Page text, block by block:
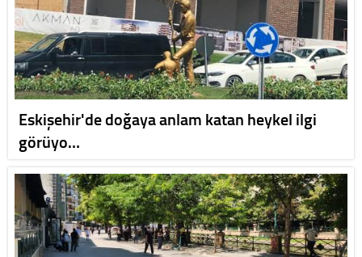
Eskişehir'de doğaya anlam katan heykel ilgi
görüyo…